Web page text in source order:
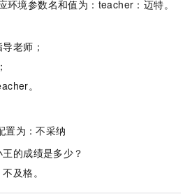
环境参数名和值为：teacher：迈特。
老师；
。
置为：不采纳
的成绩是多少？
及格。